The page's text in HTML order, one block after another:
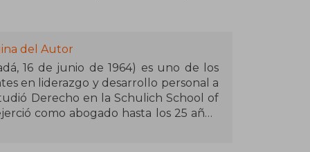
del Autor
16 de junio de 1964) es uno de los
en liderazgo y desarrollo personal a
Derecho en la Schulich School of
como abogado hasta los 25 años,
para dedicarse por completo a la